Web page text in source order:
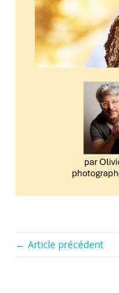
← Article précédent